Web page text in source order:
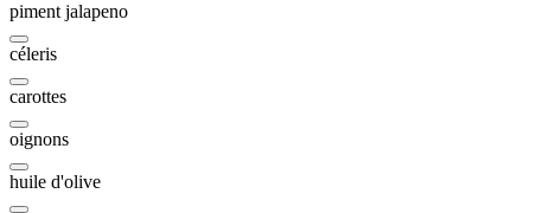
piment jalapeno
céleris
carottes
oignons
huile d'olive